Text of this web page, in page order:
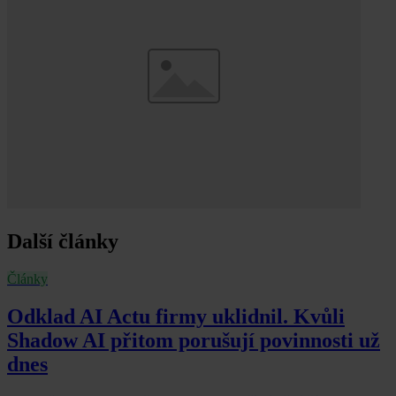
Další články
Články
Odklad AI Actu firmy uklidnil. Kvůli
Shadow AI přitom porušují povinnosti už
dnes